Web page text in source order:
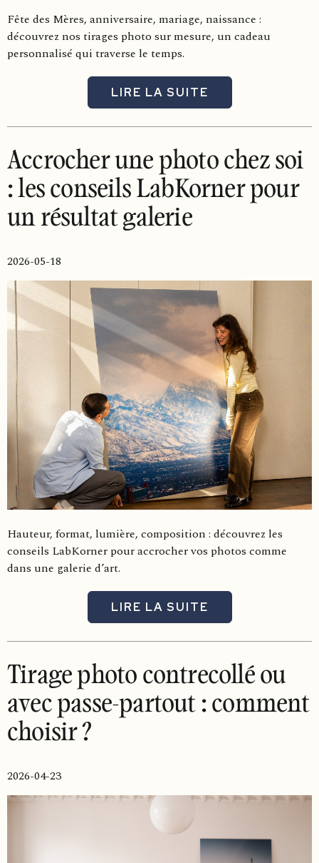
Fête des Mères, anniversaire, mariage, naissance :
découvrez nos tirages photo sur mesure, un cadeau
personnalisé qui traverse le temps.
LIRE LA SUITE
Accrocher une photo chez soi
: les conseils LabKorner pour
un résultat galerie
2026-05-18
Hauteur, format, lumière, composition : découvrez les
conseils LabKorner pour accrocher vos photos comme
dans une galerie d’art.
LIRE LA SUITE
Tirage photo contrecollé ou
avec passe-partout : comment
choisir ?
2026-04-23